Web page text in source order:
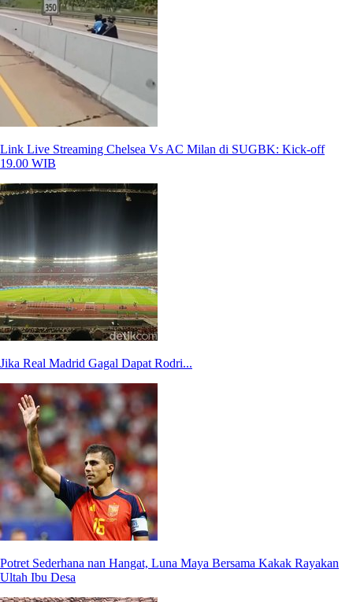
Link Live Streaming Chelsea Vs AC Milan di SUGBK: Kick-off
19.00 WIB
Jika Real Madrid Gagal Dapat Rodri...
Potret Sederhana nan Hangat, Luna Maya Bersama Kakak Rayakan
Ultah Ibu Desa